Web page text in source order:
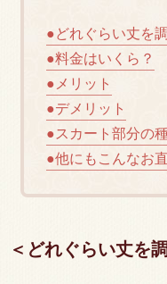
●どれぐらい丈を
●料金はいくら？
●メリット
●デメリット
●スカート部分の
●他にもこんなお
＜どれぐらい丈を